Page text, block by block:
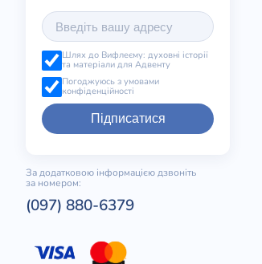
Шлях до Вифлеєму: духовні історії
та матеріали для Адвенту
Погоджуюсь з умовами
конфіденційності
Підписатися
За додатковою інформацією дзвоніть
за номером:
(097) 880-6379